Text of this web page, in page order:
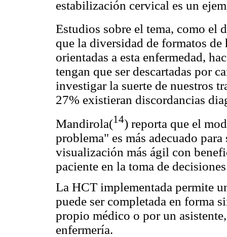
estabilización cervical es un
Estudios sobre el tema, como el
que la diversidad de formatos
orientadas a esta enfermedad,
tengan que ser descartadas por
investigar la suerte de nuestros
27% existieran discordancias
Mandirola(14) reporta que el
problema" es más adecuado
visualización más ágil con
paciente en la toma de
La HCT implementada permite
puede ser completada en forma
propio médico o por un
enfermería.